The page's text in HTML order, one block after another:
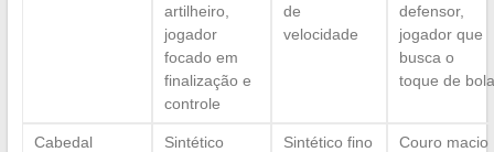
artilheiro,
jogador
focado em
finalização e
controle
de
velocidade
defensor,
jogador que
busca o
toque de bola
Cabedal
Sintético
Sintético fino
Couro macio